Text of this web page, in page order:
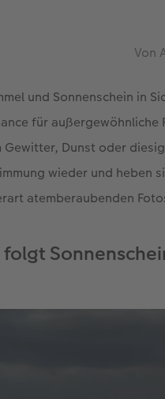
Von
und Sonnenschein in
für
Gewitter, Dunst oder
wieder und heben
atemberaubenden